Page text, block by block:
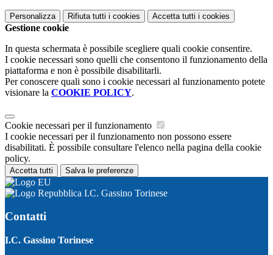
Personalizza Rifiuta tutti i cookies Accetta tutti i cookies
Gestione cookie
In questa schermata è possibile scegliere quali cookie consentire.
I cookie necessari sono quelli che consentono il funzionamento della
piattaforma e non è possibile disabilitarli.
Per conoscere quali sono i cookie necessari al funzionamento potete
visionare la COOKIE POLICY.
Cookie necessari per il funzionamento
I cookie necessari per il funzionamento non possono essere
disabilitati. È possibile consultare l'elenco nella pagina della cookie
policy.
Accetta tutti Salva le preferenze
I.C. Gassino Torinese
Contatti
I.C. Gassino Torinese